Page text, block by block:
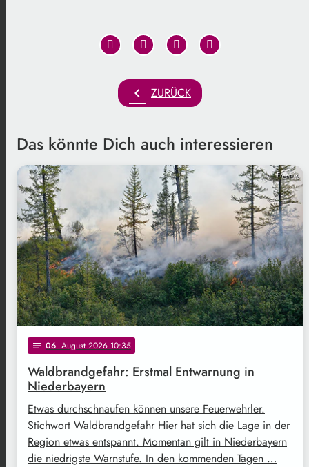
chevron_left ZURÜCK
Das könnte Dich auch interessieren
Freepik
notes 06. August 2026 10:35
Waldbrandgefahr: Erstmal Entwarnung in
Niederbayern
Etwas durchschnaufen können unsere Feuerwehrler.
Stichwort Waldbrandgefahr Hier hat sich die Lage in der
Region etwas entspannt. Momentan gilt in Niederbayern
die niedrigste Warnstufe. In den kommenden Tagen …